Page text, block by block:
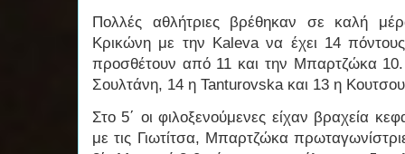
Πολλές αθλήτριες βρέθηκαν σε καλή
Κρικώνη με την Kaleva να έχει 14
προσθέτουν από 11 και την Μπαρτζώκα 10.
Σουλτάνη, 14 η Tanturovska και 13 η
Στο 5΄ οι φιλοξενούμενες είχαν βραχεία
με τις Γιωτίτσα, Μπαρτζώκα